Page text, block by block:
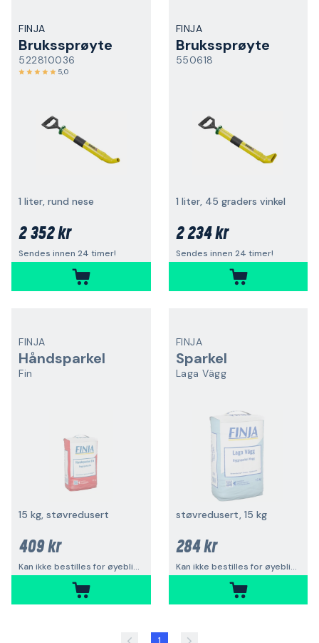
FINJA
Brukssprøyte
522810036
5,0
1 liter, rund nese
2 352 kr
Sendes innen 24 timer!
FINJA
Brukssprøyte
550618
1 liter, 45 graders vinkel
2 234 kr
Sendes innen 24 timer!
FINJA
Håndsparkel
Fin
15 kg, støvredusert
409 kr
Kan ikke bestilles for øyeblikket
FINJA
Sparkel
Laga Vägg
støvredusert, 15 kg
284 kr
Kan ikke bestilles for øyeblikket